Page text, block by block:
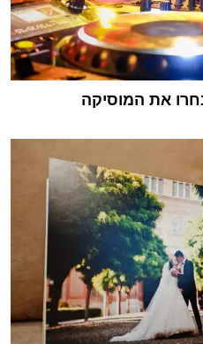
את המוסיקה